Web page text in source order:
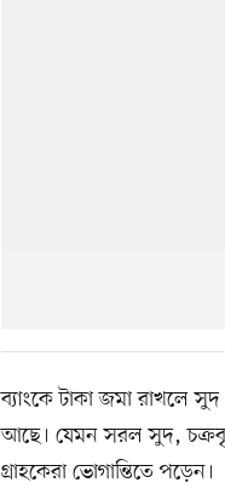
ব্যাংকে টাকা জমা রাখলে সুদ
আছে। যেমন সরল সুদ,
গ্রাহকেরা ভোগান্তিতে পড়েন।